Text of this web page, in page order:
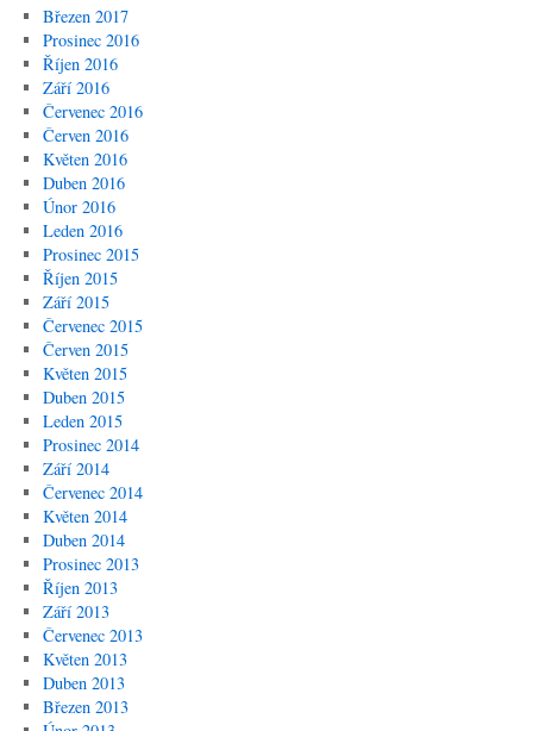
Březen 2017
Prosinec 2016
Říjen 2016
Září 2016
Červenec 2016
Červen 2016
Květen 2016
Duben 2016
Únor 2016
Leden 2016
Prosinec 2015
Říjen 2015
Září 2015
Červenec 2015
Červen 2015
Květen 2015
Duben 2015
Leden 2015
Prosinec 2014
Září 2014
Červenec 2014
Květen 2014
Duben 2014
Prosinec 2013
Říjen 2013
Září 2013
Červenec 2013
Květen 2013
Duben 2013
Březen 2013